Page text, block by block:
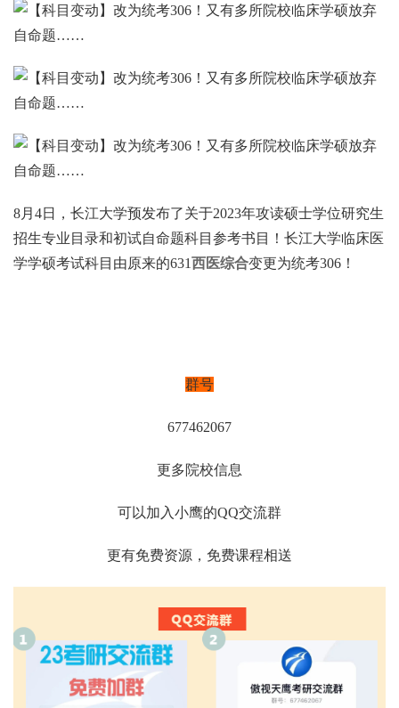
8月4日，长江大学预发布了关于2023年攻读硕士学位研究生
招生专业目录和初试自命题科目参考书目！长江大学临床医
学学硕考试科目由原来的631西医综合变更为统考306！
群号
677462067
更多院校信息
可以加入小鹰的QQ交流群
更有免费资源，免费课程相送